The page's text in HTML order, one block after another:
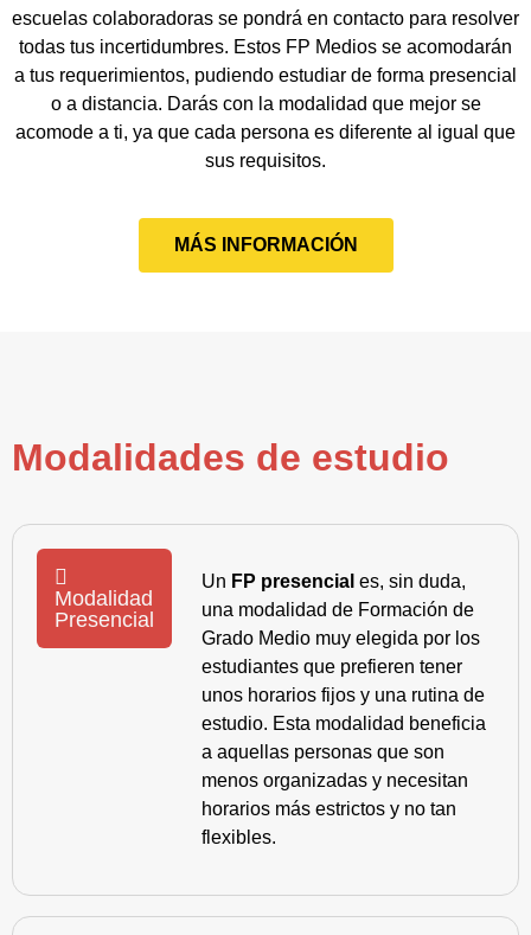
escuelas colaboradoras se pondrá en contacto para resolver
todas tus incertidumbres. Estos FP Medios se acomodarán
a tus requerimientos, pudiendo estudiar de forma presencial
o a distancia. Darás con la modalidad que mejor se
acomode a ti, ya que cada persona es diferente al igual que
sus requisitos.
MÁS INFORMACIÓN
Modalidades de estudio
Modalidad
Presencial
Un FP presencial es, sin duda,
una modalidad de Formación de
Grado Medio muy elegida por los
estudiantes que prefieren tener
unos horarios fijos y una rutina de
estudio. Esta modalidad beneficia
a aquellas personas que son
menos organizadas y necesitan
horarios más estrictos y no tan
flexibles.